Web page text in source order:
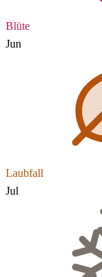
Blüte
Jun
Laubfall
Jul